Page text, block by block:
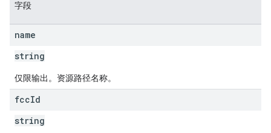
字段
name
string
仅限输出。资源路径名称。
fccId
string